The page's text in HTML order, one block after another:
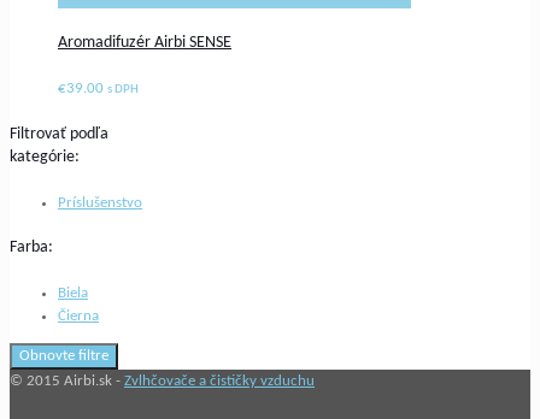
Aromadifuzér Airbi SENSE
€39.00 s DPH
Filtrovať podľa
kategórie:
Príslušenstvo
Farba:
Biela
Čierna
Obnovte filtre
© 2015 Airbi.sk - Zvlhčovače a čističky vzduchu